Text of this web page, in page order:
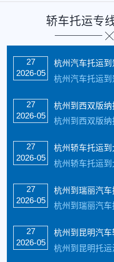
轿车托运专
27
2026-05
杭州汽车托运到
27
2026-05
杭州到西双版
27
2026-05
杭州轿车托运到
27
2026-05
杭州到瑞丽汽
27
2026-05
杭州到昆明汽车